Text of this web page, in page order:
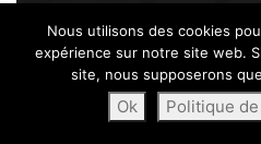
Nous utilisons des cookies
expérience sur notre site web.
site, nous supposerons
Ok Politique